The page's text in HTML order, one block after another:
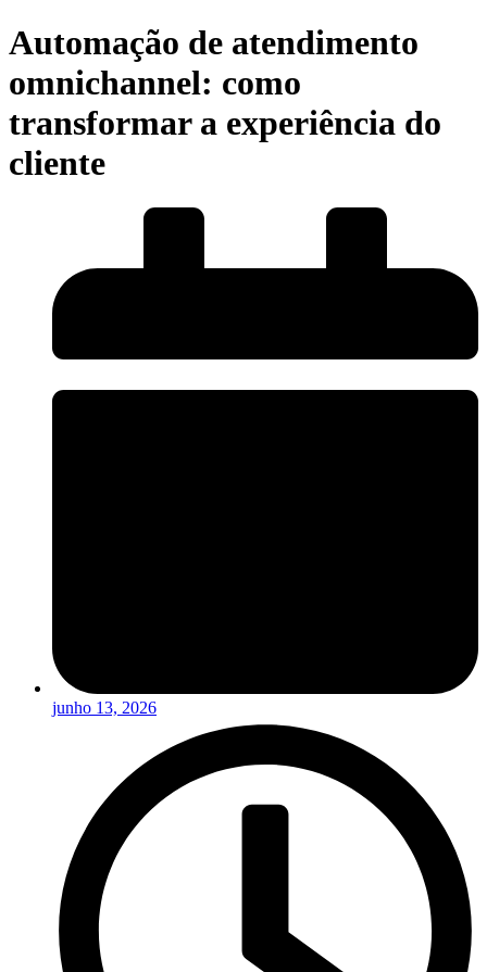
Automação de atendimento
omnichannel: como
transformar a experiência do
cliente
junho 13, 2026